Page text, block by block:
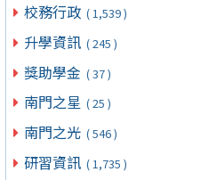
校務行政 ( 1,539 )
升學資訊 ( 245 )
獎助學金 ( 37 )
南門之星 ( 25 )
南門之光 ( 546 )
研習資訊 ( 1,735 )